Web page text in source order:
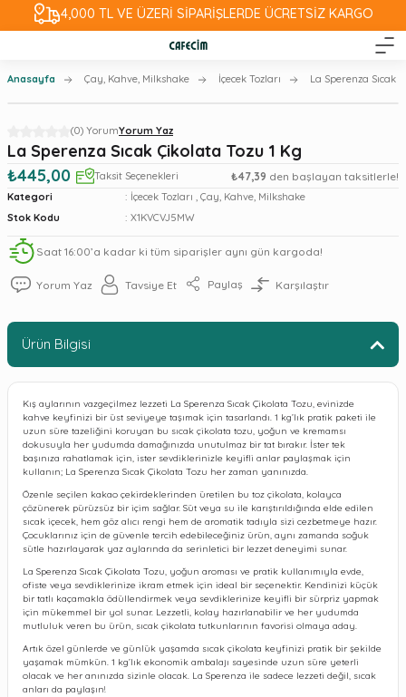
4,000 TL VE ÜZERİ SİPARİŞLERDE ÜCRETSİZ KARGO
Anasayfa Çay, Kahve, Milkshake İçecek Tozları La Sperenza Sıcak
(0) YorumYorum Yaz
La Sperenza Sıcak Çikolata Tozu 1 Kg
₺445,00
Taksit Seçenekleri ₺47,39 den başlayan taksitlerle!
Kategori İçecek Tozları , Çay, Kahve, Milkshake
Stok Kodu
X1KVCVJ5MW
Saat 16:00’a kadar ki tüm siparişler aynı gün kargoda!
Yorum Yaz Tavsiye Et Paylaş Karşılaştır
Ürün Bilgisi
Kış aylarının vazgeçilmez lezzeti La Sperenza Sıcak Çikolata Tozu, evinizde
kahve keyfinizi bir üst seviyeye taşımak için tasarlandı. 1 kg’lık pratik paketi ile
uzun süre tazeliğini koruyan bu sıcak çikolata tozu, yoğun ve kremamsı
dokusuyla her yudumda damağınızda unutulmaz bir tat bırakır. İster tek
başınıza rahatlamak için, ister sevdiklerinizle keyifli anlar paylaşmak için
kullanın; La Sperenza Sıcak Çikolata Tozu her zaman yanınızda.
Özenle seçilen kakao çekirdeklerinden üretilen bu toz çikolata, kolayca
çözünerek pürüzsüz bir içim sağlar. Süt veya su ile karıştırıldığında elde edilen
sıcak içecek, hem göz alıcı rengi hem de aromatik tadıyla sizi cezbetmeye hazır.
Çocuklarınız için de güvenle tercih edebileceğiniz ürün, aynı zamanda soğuk
sütle hazırlayarak yaz aylarında da serinletici bir lezzet deneyimi sunar.
La Sperenza Sıcak Çikolata Tozu, yoğun aroması ve pratik kullanımıyla evde,
ofiste veya sevdiklerinize ikram etmek için ideal bir seçenektir. Kendinizi küçük
bir tatlı kaçamakla ödüllendirmek veya sevdiklerinize keyifli bir sürpriz yapmak
için mükemmel bir yol sunar. Lezzetli, kolay hazırlanabilir ve her yudumda
mutluluk veren bu ürün, sıcak çikolata tutkunlarının favorisi olmaya aday.
Artık özel günlerde ve günlük yaşamda sıcak çikolata keyfinizi pratik bir şekilde
yaşamak mümkün. 1 kg’lık ekonomik ambalajı sayesinde uzun süre yeterli
olacak ve her anınızda sizinle olacak. La Sperenza ile sadece lezzeti değil, sıcak
anları da paylaşın!